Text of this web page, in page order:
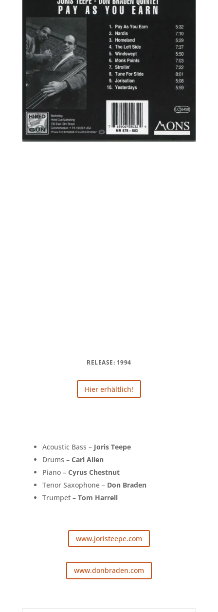
RELEASE: 1994
Hier erhältlich!
Acoustic Bass – Joris Teepe
Drums – Carl Allen
Piano – Cyrus Chestnut
Tenor Saxophone – Don Braden
Trumpet – Tom Harrell
www.joristeepe.com
www.donbraden.com